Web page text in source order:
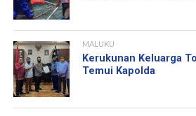
MALUKU
Kerukunan Keluarga
Temui Kapolda